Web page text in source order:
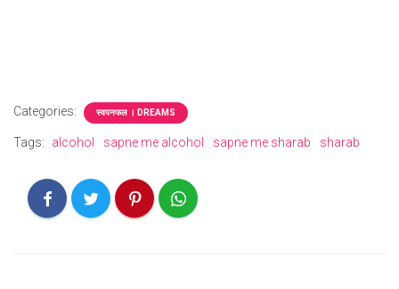
Categories: स्वपनफल । DREAMS
Tags: alcohol sapne me alcohol sapne me sharab sharab